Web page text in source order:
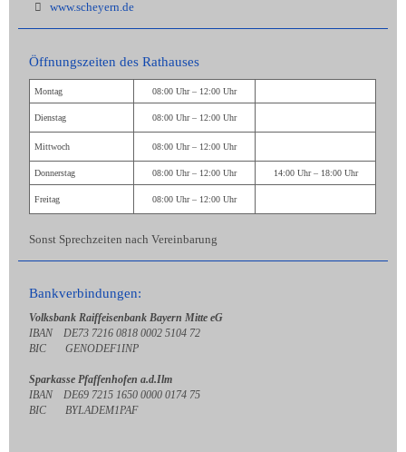
www.scheyern.de
Öffnungszeiten des Rathauses
Montag 08:00 Uhr – 12:00 Uhr
Dienstag 08:00 Uhr – 12:00 Uhr
Mittwoch 08:00 Uhr – 12:00 Uhr
Donnerstag 08:00 Uhr – 12:00 Uhr 14:00 Uhr – 18:00 Uhr
Freitag 08:00 Uhr – 12:00 Uhr
Sonst Sprechzeiten nach Vereinbarung
Bankverbindungen:
Volksbank Raiffeisenbank Bayern Mitte eG
IBAN DE73 7216 0818 0002 5104 72
BIC GENODEF1INP
Sparkasse Pfaffenhofen a.d.Ilm
IBAN DE69 7215 1650 0000 0174 75
BIC BYLADEM1PAF